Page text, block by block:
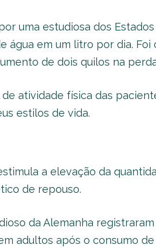
uma estudiosa dos
água em um litro por dia. Foi
de dois quilos na
atividade física das
estilos de vida.
a elevação da
de repouso.
da Alemanha
adultos após o consumo de